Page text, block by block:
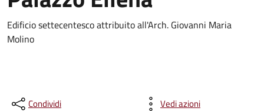
Edificio settecentesco attribuito all'Arch. Giovanni Maria
Molino
Condividi Vedi azioni